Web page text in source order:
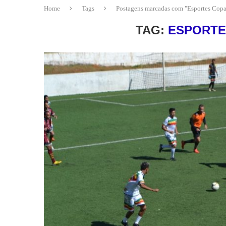
Home Tags Postagens marcadas com "Esportes
TAG: